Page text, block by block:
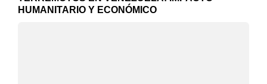
HUMANITARIO Y ECONÓMICO